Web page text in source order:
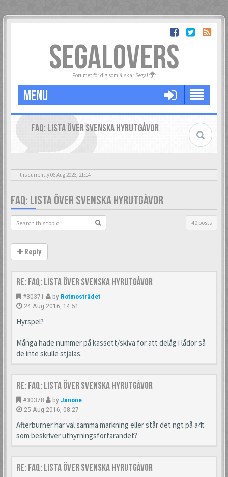
SEGALOVERS
Forumet för dig som älskar Sega!
MENU
FAQ: LISTA ÖVER SVENSKA HYRUTGÅVOR
It is currently 06 Aug 2026, 21:14
FAQ: LISTA ÖVER SVENSKA HYRUTGÅVOR
40 posts
Reply
Re: FAQ: Lista över svenska hyrutgåvor
#30371 by Rotmosträdet
24 Aug 2016, 14:51
Hyrspel?
Många hade nummer på kassett/skiva för att delåg i lådor så
de inte skulle stjälas.
Re: FAQ: Lista över svenska hyrutgåvor
#30378 by Janone
25 Aug 2016, 08:27
Afterburner har väl samma märkning eller står det ngt på a4t
som beskriver uthyrningsförfarandet?
Re: FAQ: Lista över svenska hyrutgåvor